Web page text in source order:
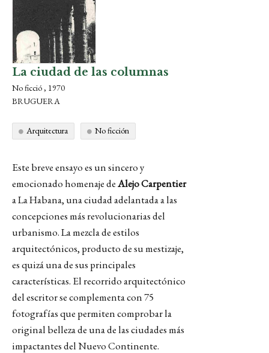
La ciudad de las columnas
No ficció , 1970
BRUGUERA
Arquitectura No ficción
Este breve ensayo es un sincero y
emocionado homenaje deAlejo Carpentier
a La Habana, una ciudad adelantada a las
concepciones más revolucionarias del
urbanismo. La mezcla de estilos
arquitectónicos, producto de su mestizaje,
es quizá una de sus principales
características. El recorrido arquitectónico
del escritor se complementa con 75
fotografías que permiten comprobar la
original belleza de una de las ciudades más
impactantes del Nuevo Continente.